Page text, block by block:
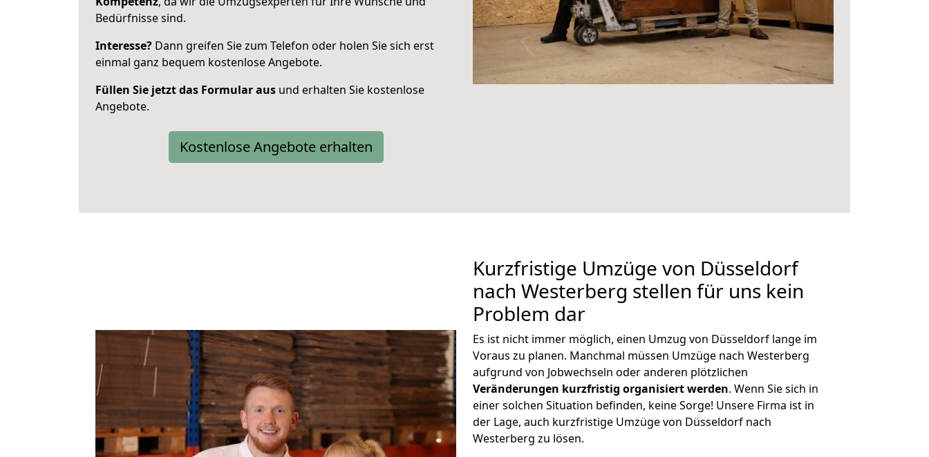
Bedürfnisse sind.
Interesse? Dann greifen Sie zum Telefon oder holen Sie sich erst
einmal ganz bequem kostenlose Angebote.
Füllen Sie jetzt das Formular aus und erhalten Sie kostenlose
Angebote.
Kostenlose Angebote erhalten
Kurzfristige Umzüge von Düsseldorf
nach Westerberg stellen für uns kein
Problem dar
Es ist nicht immer möglich, einen Umzug von Düsseldorf lange im
Voraus zu planen. Manchmal müssen Umzüge nach Westerberg
aufgrund von Jobwechseln oder anderen plötzlichen
Veränderungen kurzfristig organisiert werden. Wenn Sie sich in
einer solchen Situation befinden, keine Sorge! Unsere Firma ist in
der Lage, auch kurzfristige Umzüge von Düsseldorf nach
Westerberg zu lösen.